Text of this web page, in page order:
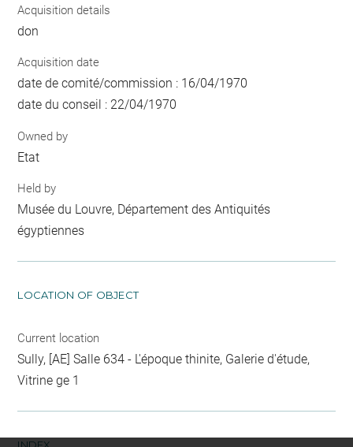
Acquisition details
don
Acquisition date
date de comité/commission : 16/04/1970
date du conseil : 22/04/1970
Owned by
Etat
Held by
Musée du Louvre, Département des Antiquités
égyptiennes
LOCATION OF OBJECT
Current location
Sully, [AE] Salle 634 - L'époque thinite, Galerie d'étude,
Vitrine ge 1